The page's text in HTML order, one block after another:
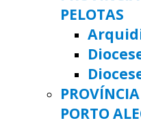
PELOTAS
PORTO